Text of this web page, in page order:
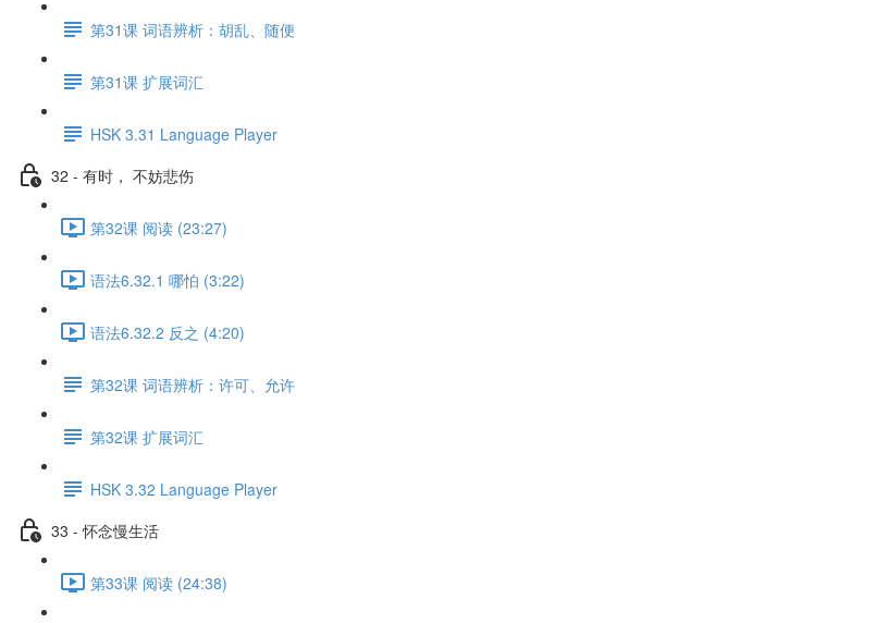
第31课 词语辨析：胡乱、随便
第31课 扩展词汇
HSK 3.31 Language Player
32 - 有时， 不妨悲伤
第32课 阅读 (23:27)
语法6.32.1 哪怕 (3:22)
语法6.32.2 反之 (4:20)
第32课 词语辨析：许可、允许
第32课 扩展词汇
HSK 3.32 Language Player
33 - 怀念慢生活
第33课 阅读 (24:38)